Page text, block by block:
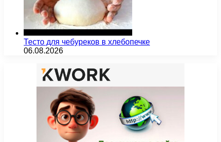
Тесто для чебуреков в хлебопечке
06.08.2026